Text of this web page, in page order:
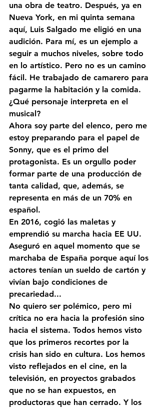
una obra de teatro. Después, ya en
Nueva York, en mi quinta semana
aquí, Luis Salgado me eligió en una
audición. Para mí, es un ejemplo a
seguir a muchos niveles, sobre todo
en lo artístico. Pero no es un camino
fácil. He trabajado de camarero para
pagarme la habitación y la comida.
¿Qué personaje interpreta en el
musical?
Ahora soy parte del elenco, pero me
estoy preparando para el papel de
Sonny, que es el primo del
protagonista. Es un orgullo poder
formar parte de una producción de
tanta calidad, que, además, se
representa en más de un 70% en
español.
En 2016, cogió las maletas y
emprendió su marcha hacia EE UU.
Aseguró en aquel momento que se
marchaba de España porque aquí los
actores tenían un sueldo de cartón y
vivían bajo condiciones de
precariedad...
No quiero ser polémico, pero mi
crítica no era hacia la profesión sino
hacia el sistema. Todos hemos visto
que los primeros recortes por la
crisis han sido en cultura. Los hemos
visto reflejados en el cine, en la
televisión, en proyectos grabados
que no se han expuestos, en
productoras que han cerrado. Y los